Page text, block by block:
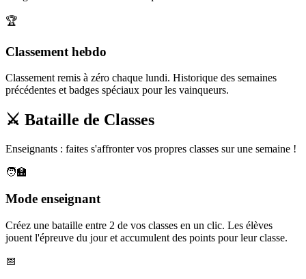
🏆
Classement hebdo
Classement remis à zéro chaque lundi. Historique des semaines
précédentes et badges spéciaux pour les vainqueurs.
⚔️ Bataille de Classes
Enseignants : faites s'affronter vos propres classes sur une semaine !
🧑‍🏫
Mode enseignant
Créez une bataille entre 2 de vos classes en un clic. Les élèves
jouent l'épreuve du jour et accumulent des points pour leur classe.
📅